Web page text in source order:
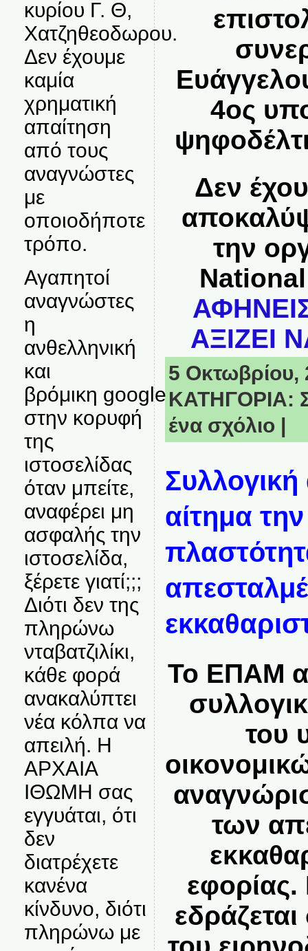
κυρίου Γ. Θ,
Χατζηθεοδωρου.
Δεν έχουμε
καμία
χρηματική
απαίτηση
από τους
αναγνώστες
με
οποιοδήποτε
τρόπο.
Αγαπητοί
αναγνώστες
η
ανθελληνική
και
βρόμικη google
στην κορυφή
της
ιστοσελίδας
όταν μπείτε,
αναφέρει μη
ασφαλής την
ιστοσελίδα,
ξέρετε γιατί;;;
Διότι δεν της
πληρώνω
νταβατζιλίκι,
κάθε φορά
ανακαλύπτει
νέα κόλπα να
απειλή. Η
ΑΡΧΑΙΑ
ΙΘΩΜΗ σας
εγγυάται, ότι
δεν
διατρέχετε
κανένα
κίνδυνο, διότι
πληρώνω με
4ος
Δεν
την
ΑΞΙΖΕΙ
5 Οκτωβρίου,
ΚΑΤΗΓΟΡΙΑ:
ένα σχόλιο
αίτημα
Το ΕΠΑΜ
του
των